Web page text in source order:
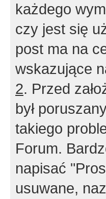
każdego
czy jest się
post ma na
wskazujące
2. Przed
był
takiego
Forum.
napisać
usuwane,